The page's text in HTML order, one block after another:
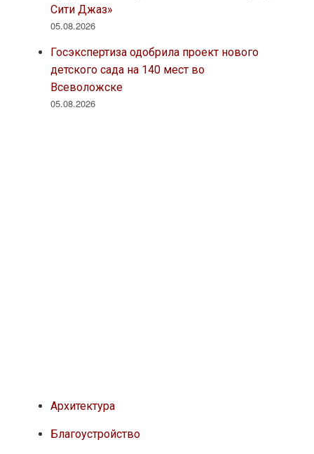
Сити Джаз»
05.08.2026
Госэкспертиза одобрила проект нового
детского сада на 140 мест во
Всеволожске
05.08.2026
Архитектура
Благоустройство